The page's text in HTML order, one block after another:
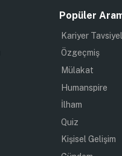
Popüler
Kariyer
Özgeçmiş
Mülakat
Humanspire
İlham
Quiz
Kişisel Gelişim